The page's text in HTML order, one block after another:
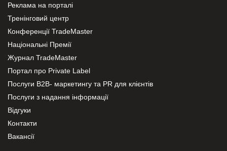
Реклама на порталі
Тренінговий центр
Конференції TradeMaster
Національні Премії
Журнал TradeMaster
Портал про Private Label
Послуги В2В- маркетингу та PR для клієнтів
Послуги з надання інформації
Відгуки
Контакти
Вакансії